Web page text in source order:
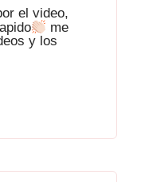
el video,
me
y los